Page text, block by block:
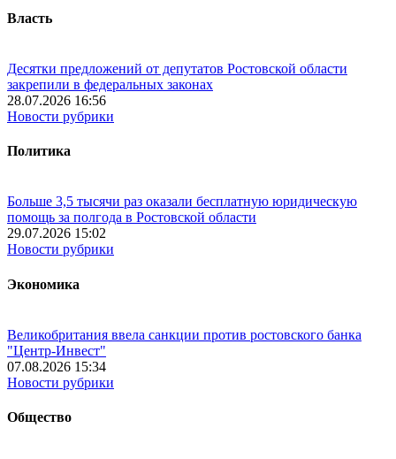
Власть
Десятки предложений от депутатов Ростовской области
закрепили в федеральных законах
28.07.2026 16:56
Новости рубрики
Политика
Больше 3,5 тысячи раз оказали бесплатную юридическую
помощь за полгода в Ростовской области
29.07.2026 15:02
Новости рубрики
Экономика
Великобритания ввела санкции против ростовского банка
"Центр-Инвест"
07.08.2026 15:34
Новости рубрики
Общество